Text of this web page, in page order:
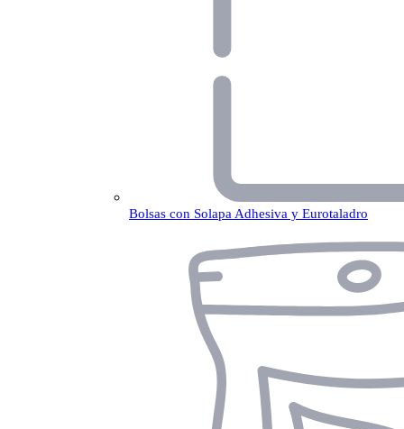
Bolsas con Solapa Adhesiva y Eurotaladro